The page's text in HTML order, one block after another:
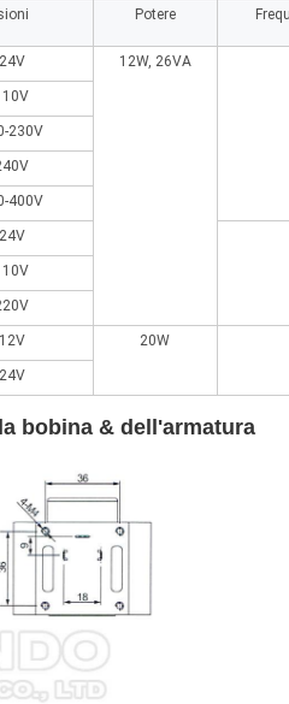
Potere
12W, 26VA
230V
400V
20W
bobina & dell'armatura